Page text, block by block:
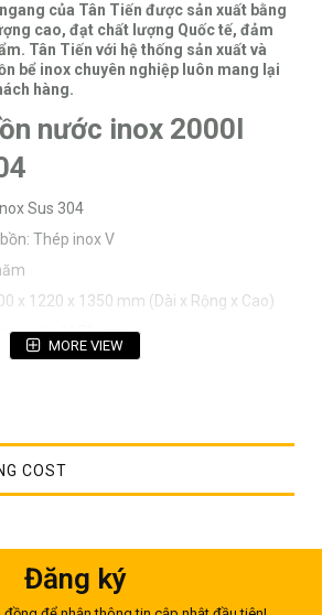
của Tân Tiến được sản xuất bằng
cao, đạt chất lượng Quốc tế, đảm
Tân Tiến với hệ thống sản xuất và
bể inox chuyên nghiệp luôn mang lại
hàng.
nước inox 2000l
Sus 304
Thép inox V
x 1220 x 1350 mm (Dài x Rộng x Cao)
kính: 1170 mm
nước INOX có tuổi thọ cao
sai số cho phép ± 5 %
trội của bồn inox
lăn tự động: Để đảm bảo độ bền đẹp của
nằm, công nghệ hàn lăn tự động đã được
MORE VIEW
COST
Đăng ký